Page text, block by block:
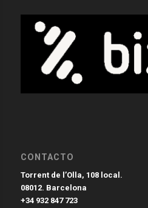
CONTACTO
Torrent de l’Olla, 108 local.
08012. Barcelona
+34 932 847 723